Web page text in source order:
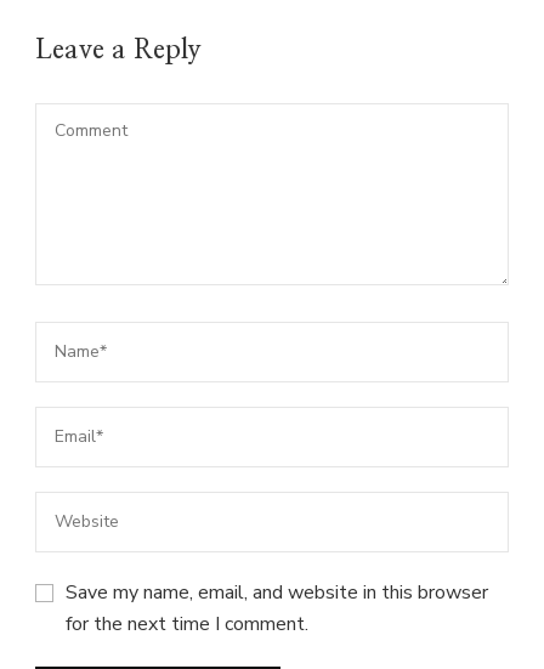
Leave a Reply
Save my name, email, and website in this browser
for the next time I comment.